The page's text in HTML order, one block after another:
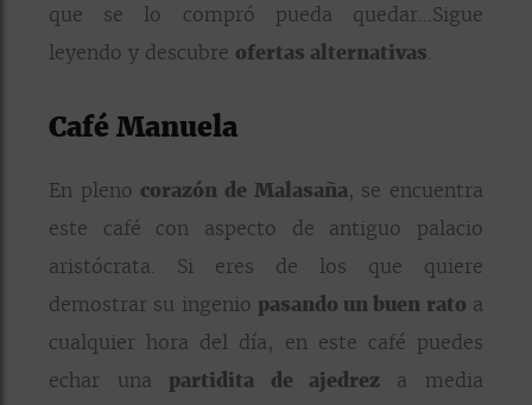
que se lo compró pueda quedar…Sigue
leyendo y descubre ofertas alternativas.
Café Manuela
En pleno corazón de Malasaña, se encuentra
este café con aspecto de antiguo palacio
aristócrata. Si eres de los que quiere
demostrar su ingenio pasando un buen rato a
cualquier hora del día, en este café puedes
echar una partidita de ajedreza media